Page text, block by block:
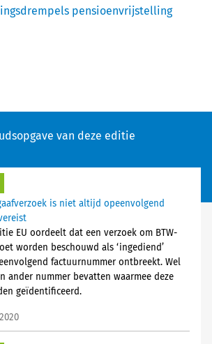
pensioenvrijstelling
van deze editie
is niet altijd opeenvolgend
EU oordeelt dat een verzoek om BTW-
worden beschouwd als ‘ingediend’
factuurnummer ontbreekt. Wel
ander nummer bevatten waarmee deze
geïdentificeerd.